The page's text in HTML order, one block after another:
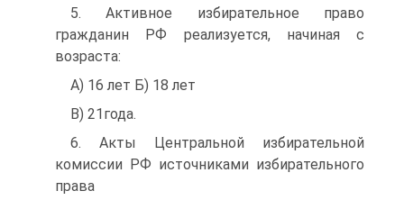
5. Активное избирательное право
гражданин РФ реализуется, начиная с
возраста:
A) 16 лет Б) 18 лет
B) 21года.
6. Акты Центральной избирательной
комиссии РФ источниками избирательного
права